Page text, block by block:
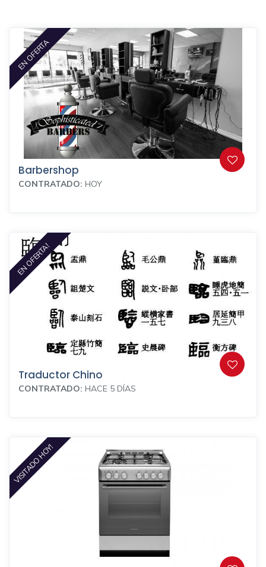
EN OFERTA
Barbershop
CONTRATADO: HOY
EN OFERTA!
Traductor Chino
CONTRATADO: HACE 5 DÍAS
VISITADO HOY!